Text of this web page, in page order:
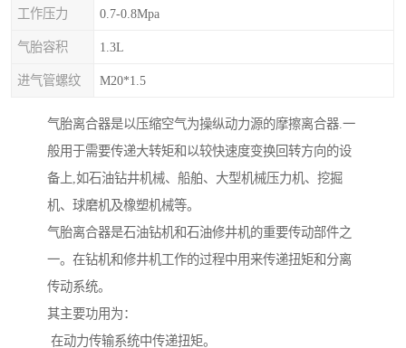
工作压力 0.7-0.8Mpa
气胎容积 1.3L
进气管螺纹 M20*1.5
气胎离合器是以压缩空气为操纵动力源的摩擦离合器.一
般用于需要传递大转矩和以较快速度变换回转方向的设
备上,如石油钻井机械、船舶、大型机械压力机、挖掘
机、球磨机及橡塑机械等。
气胎离合器是石油钻机和石油修井机的重要传动部件之
一。在钻机和修井机工作的过程中用来传递扭矩和分离
传动系统。
其主要功用为：
在动力传输系统中传递扭矩。